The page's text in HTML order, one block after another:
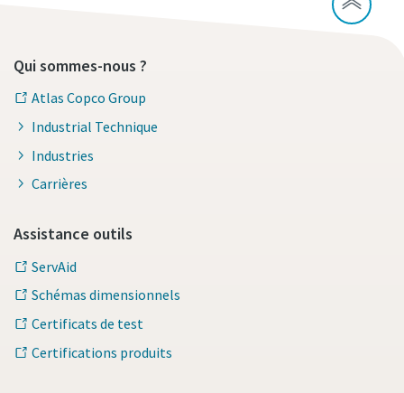
Qui sommes-nous ?
Atlas Copco Group
Industrial Technique
Industries
Carrières
Assistance outils
ServAid
Schémas dimensionnels
Certificats de test
Certifications produits